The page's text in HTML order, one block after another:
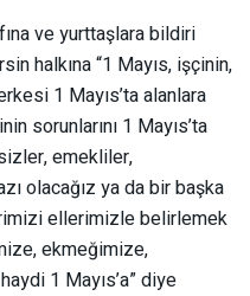
ve yurttaşlara bildiri
halkına “1 Mayıs, işçinin,
1 Mayıs’ta alanlara
sorunlarını 1 Mayıs’ta
emekliler,
olacağız ya da bir başka
ellerimizle belirlemek
ekmeğimize,
1 Mayıs’a” diye